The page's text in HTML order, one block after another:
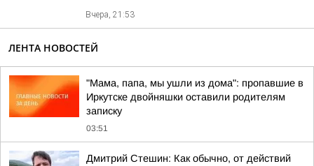
Вчера, 21:53
ЛЕНТА НОВОСТЕЙ
"Мама, папа, мы ушли из дома": пропавшие в
Иркутске двойняшки оставили родителям
записку
03:51
Дмитрий Стешин: Как обычно, от действий